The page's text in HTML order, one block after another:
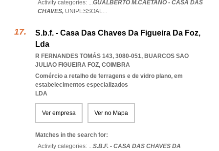
Activity categories: ...GUALBERTO M.CAETANO - CASA DAS
CHAVES, UNIPESSOAL...
S.b.f. - Casa Das Chaves Da Figueira Da Foz,
Lda
R FERNANDES TOMÁS 143, 3080-051, BUARCOS SAO
JULIAO FIGUEIRA FOZ, COIMBRA
Comércio a retalho de ferragens e de vidro plano, em
estabelecimentos especializados
LDA
Ver empresa Ver no Mapa
Matches in the search for:
Activity categories: ...S.B.F. - CASA DAS CHAVES DA